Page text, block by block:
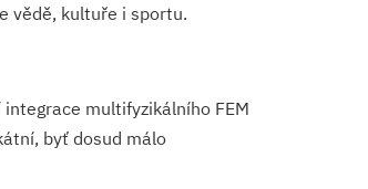
vědě, kultuře i sportu.
multifyzikálního FEM
byť dosud málo